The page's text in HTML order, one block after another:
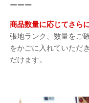
ーーー
商品数量に応じてさら
張地ランク、数量をご
をかごに入れていただ
だけます。